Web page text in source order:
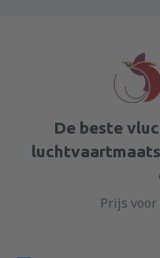
De beste
Prijs